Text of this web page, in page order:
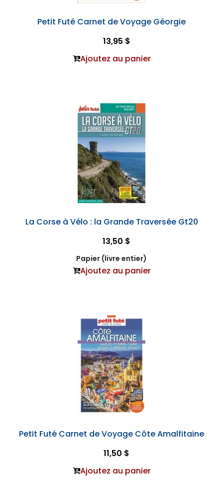
Petit Futé Carnet de Voyage Géorgie
13,95 $
Ajoutez au panier
La Corse à Vélo : la Grande Traversée Gt20
13,50 $
Papier (livre entier)
Ajoutez au panier
Petit Futé Carnet de Voyage Côte Amalfitaine
11,50 $
Ajoutez au panier